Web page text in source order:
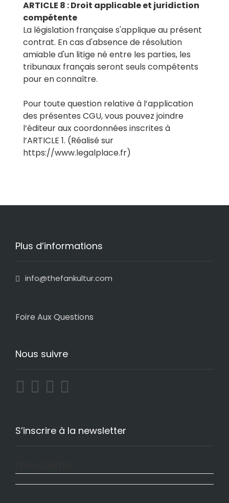
ARTICLE 8 : Droit applicable et juridiction
compétente
La législation française s'applique au présent
contrat. En cas d'absence de résolution
amiable d'un litige né entre les parties, les
tribunaux français seront seuls compétents
pour en connaître.
Pour toute question relative à l’application
des présentes CGU, vous pouvez joindre
l’éditeur aux coordonnées inscrites à
l’ARTICLE 1. (Réalisé sur
https://www.legalplace.fr)
Plus d’informations
info@thefankultur.com
Foire Aux Questions
Nous suivre
S’inscrire à la newsletter